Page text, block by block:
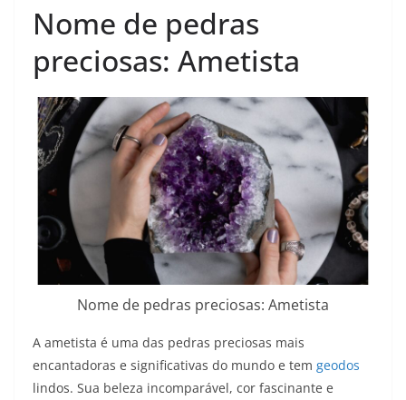
Nome de pedras
preciosas: Ametista
Nome de pedras preciosas: Ametista
A ametista é uma das pedras preciosas mais
encantadoras e significativas do mundo e tem geodos
lindos. Sua beleza incomparável, cor fascinante e